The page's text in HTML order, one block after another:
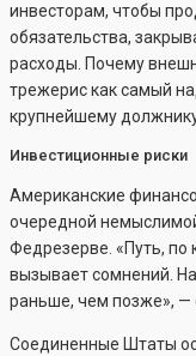
инвесторам, чтобы
обязательства,
расходы. Почему
трежерис как самый
крупнейшему
Инвестиционные риски
Американские
очередной
Федрезерве. «Путь,
вызывает сомнений.
раньше, чем позже», —
Соединенные Штаты